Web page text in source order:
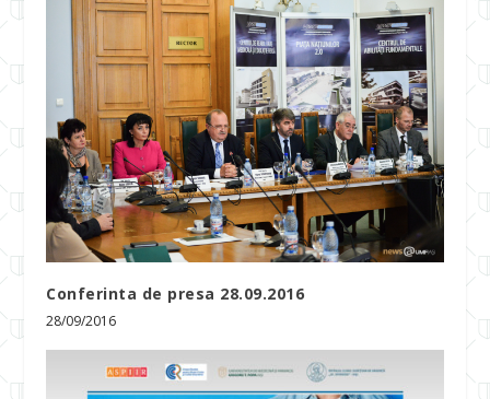
Conferinta de presa 28.09.2016
28/09/2016